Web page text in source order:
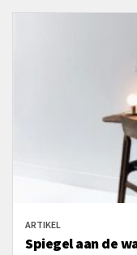
ARTIKEL
Spiegel aan de